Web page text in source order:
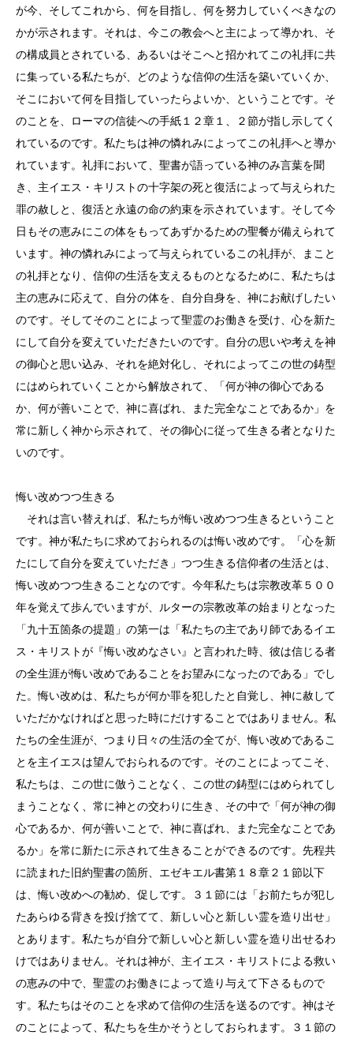
が今、そしてこれから、何を目指し、何を努力していくべきなの
かが示されます。それは、今この教会へと主によって導かれ、そ
の構成員とされている、あるいはそこへと招かれてこの礼拝に共
に集っている私たちが、どのような信仰の生活を築いていくか、
そこにおいて何を目指していったらよいか、ということです。そ
のことを、ローマの信徒への手紙１２章１、２節が指し示してく
れているのです。私たちは神の憐れみによってこの礼拝へと導か
れています。礼拝において、聖書が語っている神のみ言葉を聞
き、主イエス・キリストの十字架の死と復活によって与えられた
罪の赦しと、復活と永遠の命の約束を示されています。そして今
日もその恵みにこの体をもってあずかるための聖餐が備えられて
います。神の憐れみによって与えられているこの礼拝が、まこと
の礼拝となり、信仰の生活を支えるものとなるために、私たちは
主の恵みに応えて、自分の体を、自分自身を、神にお献げしたい
のです。そしてそのことによって聖霊のお働きを受け、心を新た
にして自分を変えていただきたいのです。自分の思いや考えを神
の御心と思い込み、それを絶対化し、それによってこの世の鋳型
にはめられていくことから解放されて、「何が神の御心である
か、何が善いことで、神に喜ばれ、また完全なことであるか」を
常に新しく神から示されて、その御心に従って生きる者となりた
いのです。
悔い改めつつ生きる
それは言い替えれば、私たちが悔い改めつつ生きるということ
です。神が私たちに求めておられるのは悔い改めです。「心を新
たにして自分を変えていただき」つつ生きる信仰者の生活とは、
悔い改めつつ生きることなのです。今年私たちは宗教改革５００
年を覚えて歩んでいますが、ルターの宗教改革の始まりとなった
「九十五箇条の提題」の第一は「私たちの主であり師であるイエ
ス・キリストが『悔い改めなさい』と言われた時、彼は信じる者
の全生涯が悔い改めであることをお望みになったのである」でし
た。悔い改めは、私たちが何か罪を犯したと自覚し、神に赦して
いただかなければと思った時にだけすることではありません。私
たちの全生涯が、つまり日々の生活の全てが、悔い改めであるこ
とを主イエスは望んでおられるのです。そのことによってこそ、
私たちは、この世に倣うことなく、この世の鋳型にはめられてし
まうことなく、常に神との交わりに生き、その中で「何が神の御
心であるか、何が善いことで、神に喜ばれ、また完全なことであ
るか」を常に新たに示されて生きることができるのです。先程共
に読まれた旧約聖書の箇所、エゼキエル書第１８章２１節以下
は、悔い改めへの勧め、促しです。３１節には「お前たちが犯し
たあらゆる背きを投げ捨てて、新しい心と新しい霊を造り出せ」
とあります。私たちが自分で新しい心と新しい霊を造り出せるわ
けではありません。それは神が、主イエス・キリストによる救い
の恵みの中で、聖霊のお働きによって造り与えて下さるもので
す。私たちはそのことを求めて信仰の生活を送るのです。神はそ
のことによって、私たちを生かそうとしておられます。３１節の